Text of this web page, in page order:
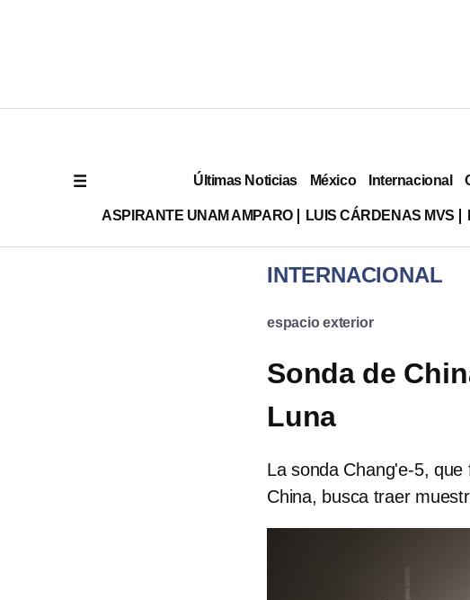
Últimas Noticias México Internacional
ASPIRANTE UNAM AMPARO LUIS CÁRDENAS MVS
INTERNACIONAL
espacio exterior
Sonda de
Luna
La sonda Chang'e-5,
China, busca traer